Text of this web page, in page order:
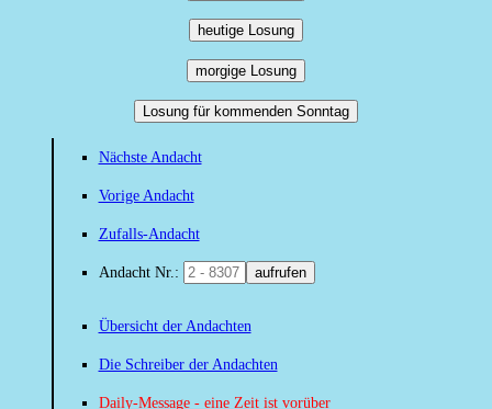
heutige Losung
morgige Losung
Losung für kommenden Sonntag
Nächste Andacht
Vorige Andacht
Zufalls-Andacht
Andacht Nr.: aufrufen
Übersicht der Andachten
Die Schreiber der Andachten
Daily-Message - eine Zeit ist vorüber